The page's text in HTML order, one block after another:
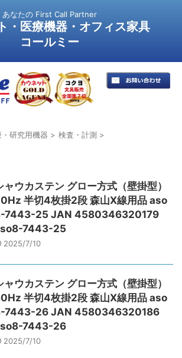
あなたの First Call Partner
・医療機器・オフィス家具
コールミー
・研究用機器 > 検査・計測 >
ャウカステン グロー方式（壁掛型）
半切4枚掛2段 森山X線用品 aso
7443-25 JAN 4580346320179
7443-25
2025/7/10
ャウカステン グロー方式（壁掛型）
半切4枚掛2段 森山X線用品 aso
7443-26 JAN 4580346320186
7443-26
2025/7/10